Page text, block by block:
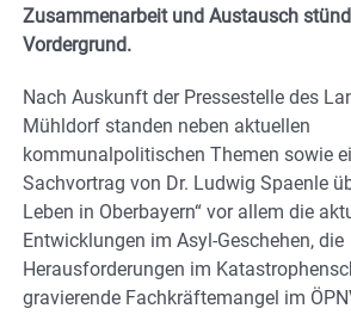
Zusammenarbeit und Austausch
Vordergrund.
Nach Auskunft der Pressestelle des
Mühldorf standen neben aktuellen
kommunalpolitischen Themen sowie
Sachvortrag von Dr. Ludwig Spaenle
Leben in Oberbayern“ vor allem die
Entwicklungen im Asyl-Geschehen, die
Herausforderungen im
gravierende Fachkräftemangel im